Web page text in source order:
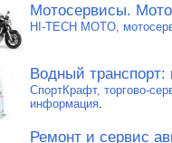
Мотосервисы.
HI-TECH MOTO,
Водный транспорт:
СпортКрафт, торгово-
информация
Ремонт и сервис